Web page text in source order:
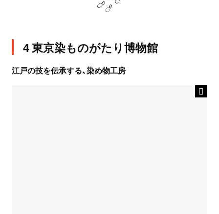
4 東京染ものがたり博物館
江戸の技を伝承する、染め物工房